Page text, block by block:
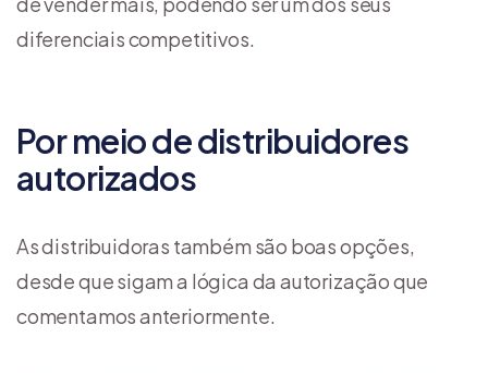
diferenciais competitivos.
Por meio de distribuidores
autorizados
As distribuidoras também são boas opções,
desde que sigam a lógica da autorização que
comentamos anteriormente.